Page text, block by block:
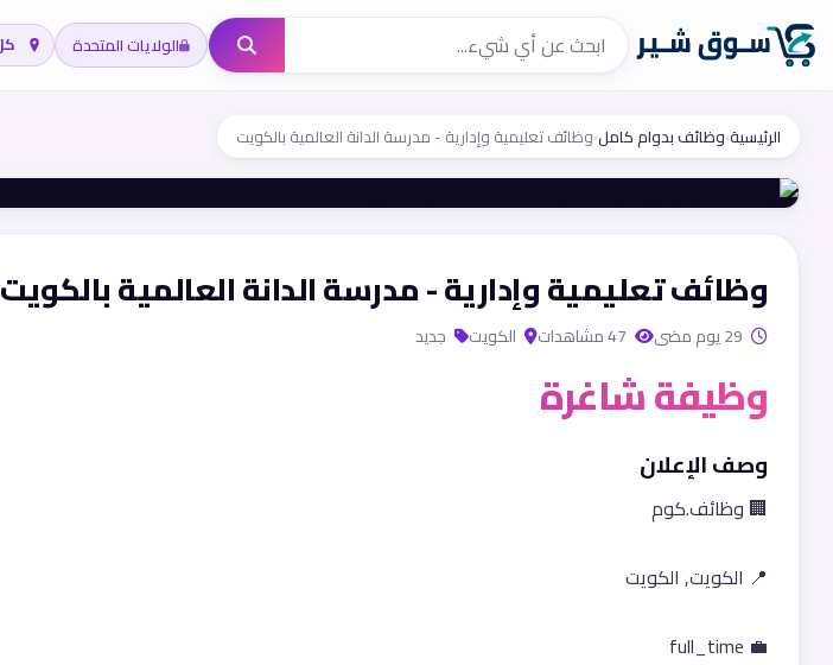
الولايات المتحدة
الرئيسية›وظائف بدوام كامل›وظائف تعليمية وإدارية - مدرسة الدانة العالمية بالكويت
وظائف تعليمية وإدارية - مدرسة الدانة العالمية بالكويت
الكويت جديد
وظيفة شاغرة
وصف الإعلان
🏢 وظائف.كوم
📍 الكويت, الكويت
💼 full_time